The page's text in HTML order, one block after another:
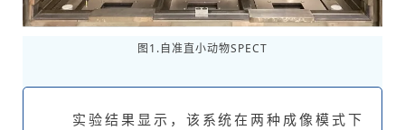
图1.自准直小动物SPECT
实验结果显示，该系统在两种成像模式下